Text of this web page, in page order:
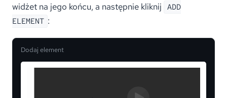
widżet na jego końcu, a następnie kliknij ADD
ELEMENT :
Dodaj element